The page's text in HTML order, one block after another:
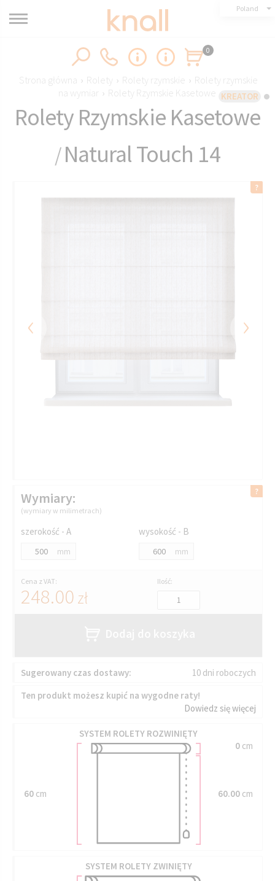
KREATOR
Poland
0
Strona główna › Rolety › Rolety rzymskie › Rolety rzymskie
na wymiar › Rolety Rzymskie Kasetowe
Rolety Rzymskie Kasetowe
/Natural Touch 14
‹ ›
Wymiary:
(wymiary w milimetrach)
szerokość - A
mm
wysokość - B
mm
Cena z VAT:
248.00 zł
Ilość:
Sugerowany czas dostawy:
10 dni roboczych
Ten produkt możesz kupić na wygodne raty!
Dowiedz się więcej
SYSTEM ROLETY ROZWINIĘTY
60 cm
0cm
60.00cm
SYSTEM ROLETY ZWINIĘTY